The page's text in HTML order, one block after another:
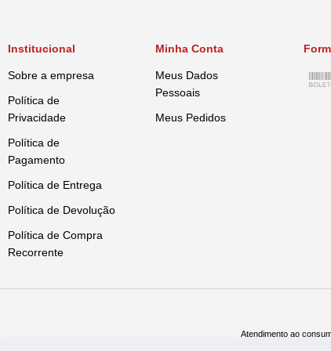
Institucional
Sobre a empresa
Política de
Privacidade
Política de
Pagamento
Política de Entrega
Política de Devolução
Política de Compra
Recorrente
Minha Conta
Meus Dados
Pessoais
Meus Pedidos
Atendimento ao